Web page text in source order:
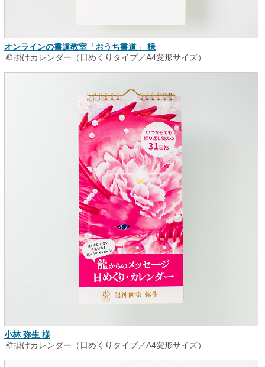
オンラインの書道教室「おうち書道」 様
壁掛けカレンダー（日めくりタイプ／A4変形サイズ）
小林 弥生 様
壁掛けカレンダー（日めくりタイプ／A4変形サイズ）